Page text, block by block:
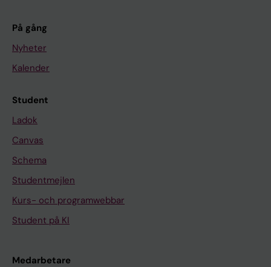
På gång
Nyheter
Kalender
Student
Ladok
Canvas
Schema
Studentmejlen
Kurs- och programwebbar
Student på KI
Medarbetare